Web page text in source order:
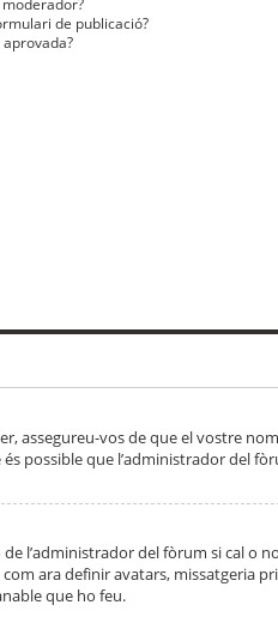
de publicació?
assegureu-vos de que el vostre
possible que l’administrador del
de l’administrador del fòrum si cal
ara definir avatars, missatgeria
que ho feu.